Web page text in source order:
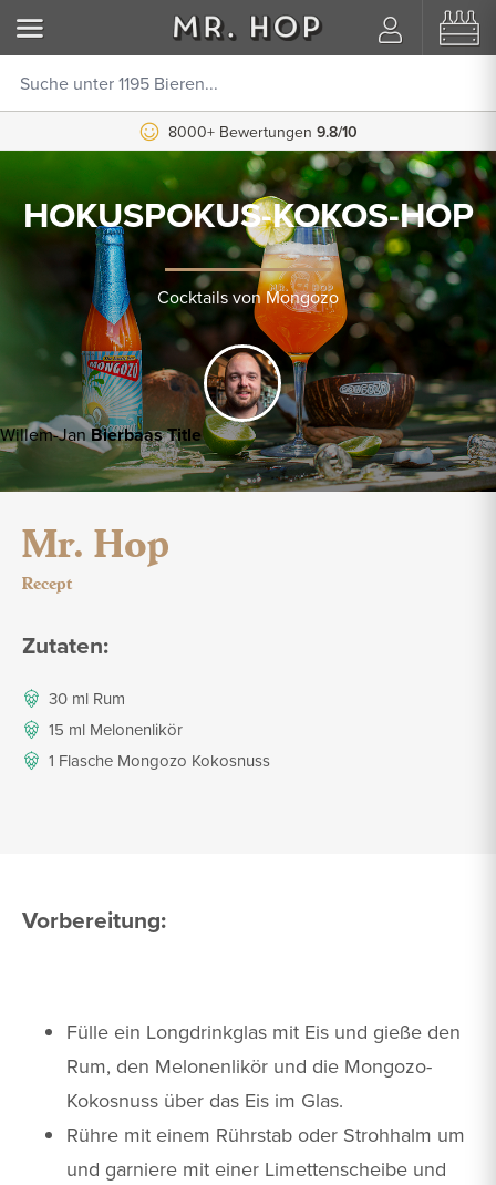
8000+ Bewertungen 9.8/10
HOKUSPOKUS-KOKOS-HOP
Cocktails von Mongozo
Willem-JanBierbaas Title
Mr. Hop
Recept
Zutaten:
30 ml Rum
15 ml Melonenlikör
1 Flasche Mongozo Kokosnuss
Vorbereitung:
Fülle ein Longdrinkglas mit Eis und gieße den
Rum, den Melonenlikör und die Mongozo-
Kokosnuss über das Eis im Glas.
Rühre mit einem Rührstab oder Strohhalm um
und garniere mit einer Limettenscheibe und